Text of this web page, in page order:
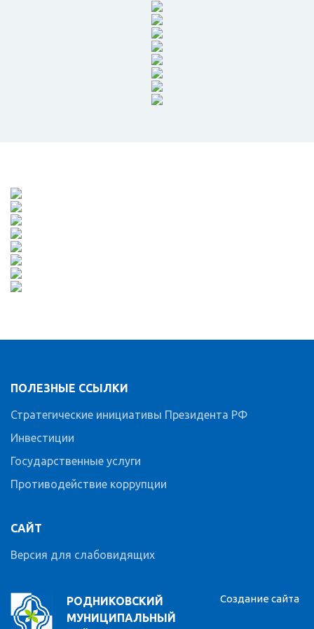
РОДНИКОВСКИЙ
МУНИЦИПАЛЬНЫЙ
ПОЛЕЗНЫЕ ССЫЛКИ
Стратегические инициативы Президента РФ
Инвестиции
Государственные услуги
Противодействие коррупции
САЙТ
Версия для слабовидящих
Создание сайта